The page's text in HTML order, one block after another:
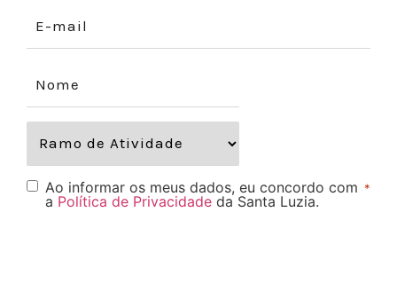
Ao informar os meus dados, eu concordo com
a Política de Privacidade da Santa Luzia.
*